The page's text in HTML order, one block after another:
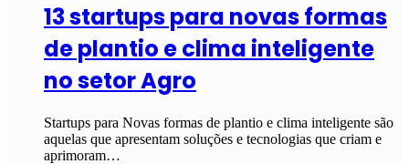
13 startups para novas formas
de plantio e clima inteligente
no setor Agro
Startups para Novas formas de plantio e clima inteligente são
aquelas que apresentam soluções e tecnologias que criam e
aprimoram…